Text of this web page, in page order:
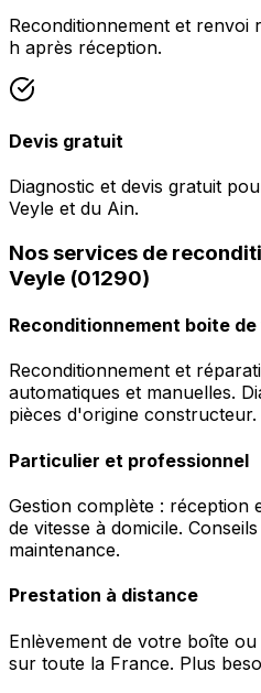
Reconditionnement et renvoi
h après réception.
Devis gratuit
Diagnostic et devis gratuit
Veyle et du Ain.
Nos services de
Veyle (01290)
Reconditionnement boite
Reconditionnement et
automatiques et manuelles.
pièces d'origine constructeur.
Particulier et professionnel
Gestion complète : réception
de vitesse à domicile.
maintenance.
Prestation à distance
Enlèvement de votre boîte
sur toute la France. Plus